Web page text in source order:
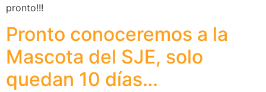
pronto!!!
Pronto conoceremos a la
Mascota del SJE, solo
quedan 10 días…